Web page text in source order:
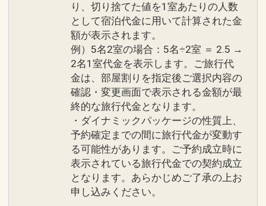
り、切り捨てた値を1室あたりの人数
として宿泊代金に用いて計算された金
額が表示されます。
例）5名2室の場合：5名÷2室 ＝ 2.5 →
2名1室代金を表示します。ご旅行代
金は、部屋割りを指定後ご選択内容の
確認・変更画面で表示される金額が最
終的な旅行代金となります。
・ダイナミックパッケージの性質上、
予約確定までの間に旅行代金が変動す
る可能性があります。ご予約成立時に
表示されている旅行代金での契約成立
となります。あらかじめご了承の上お
申し込みください。